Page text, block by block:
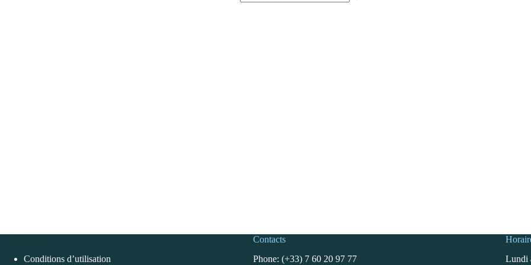
Conditions d’utilisation
Contacts
Phone: (+33) 7 60 20 97 77
Lundi